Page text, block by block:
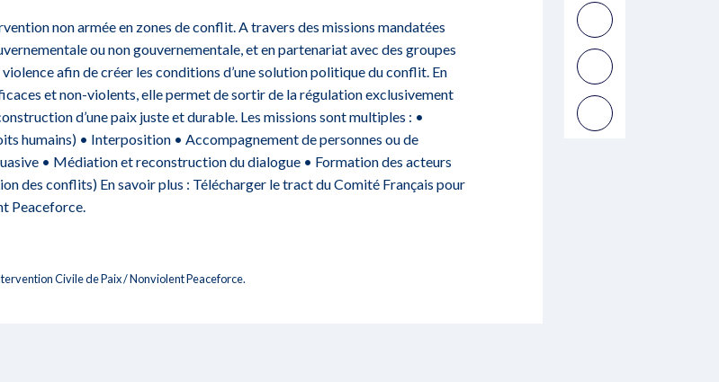
non armée en zones de conflit. A travers des missions mandatées
ou non gouvernementale, et en partenariat avec des groupes
afin de créer les conditions d’une solution politique du conflit. En
et non-violents, elle permet de sortir de la régulation exclusivement
d’une paix juste et durable. Les missions sont multiples : •
humains) • Interposition • Accompagnement de personnes ou de
• Médiation et reconstruction du dialogue • Formation des acteurs
des conflits) En savoir plus : Télécharger le tract du Comité Français pour
Peaceforce.
Civile de Paix / Nonviolent Peaceforce.